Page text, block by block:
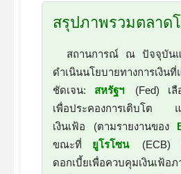
สรุปภาพรวมตลาด
สถานการณ์ ณ ปัจจุบันแ
ดำเนินนโยบายทางการเงิน
ชัดเจน: สหรัฐฯ
(Fed) เลื
เพื่อประคองการเติบโต แ
เงินเฟ้อ (ตามรายงานของ
ขณะที่ ยูโรโซน
(ECB)
ดอกเบี้ยเพื่อควบคุมเงินเฟ้อ